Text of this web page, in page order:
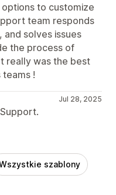
to customize
team responds
and solves issues
the process of
really was the best
!
Jul 28, 2025
szablony